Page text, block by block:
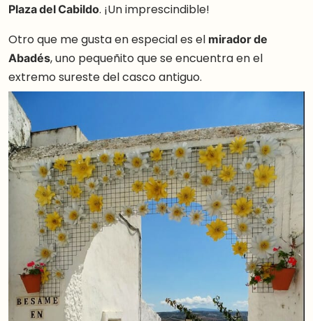
Plaza del Cabildo. ¡Un imprescindible!
Otro que me gusta en especial es el mirador de
Abadés, uno pequeñito que se encuentra en el
extremo sureste del casco antiguo.